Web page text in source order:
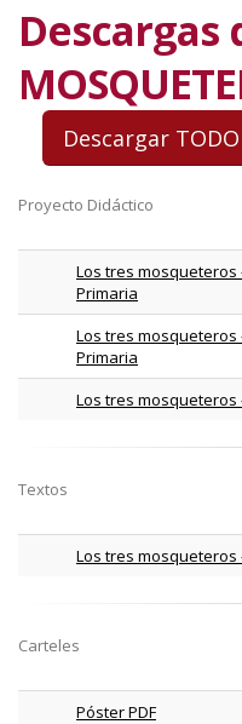
Descargas
Proyecto Didáctico
Los tres mosqueteros
Primaria
Los tres mosqueteros
Primaria
Los tres mosqueteros
Textos
Los tres mosqueteros
Carteles
Póster PDF